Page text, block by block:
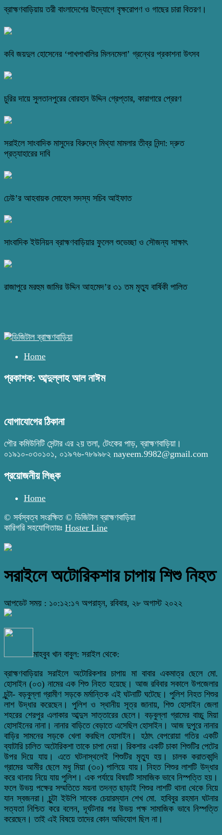
ব্রাহ্মণবাড়িয়ায় তরী বাংলাদেশের উদ্যোগে বৃক্ষরোপণ ও গাছের চারা বিতরণ।
কবি জয়দুল হোসেনের ‘পাখপাখালির মিলনমেলা’ গ্রন্থের প্রকাশনা উৎসব
চুরির দায়ে সুলতানপুরের বোরহান উদ্দিন গ্রেপ্তার, কারাগারে প্রেরণ
সরাইলে সাংবাদিক মাসুদের বিরুদ্ধে মিথ্যা মামলার তীব্র নিন্দা: দ্রুত
প্রত্যাহারের দাবি
ঢেউ’র আহবায়ক সোহেল সদস্য সচিব আইফাত
সাংবাদিক ইউনিয়ন ব্রাহ্মণবাড়িয়ার ফুলেল শুভেচ্ছা ও সৌজন্য সাক্ষাৎ
রাজাপুরে মরহুম জামির উদ্দিন আহমেদ’র ৩১ তম মৃত্যু বার্ষিকী পালিত
Home
প্রকাশক: আব্দুল্লাহ আল নাঈম
যোগাযোগের ঠিকানা
পৌর কমিউনিটি সেন্টার এর ২য় তলা, টেংকের পাড়, ব্রাহ্মণবাড়িয়া।
০১৯১০-০৩০১০১, ০১৯৭৬-৭৮৯৯৮২ nayeem.9982@gmail.com
প্রয়োজনীয় লিঙ্ক
Home
© সর্বস্বত্ব সংরক্ষিত © ডিজিটাল ব্রাহ্মণবাড়িয়া
কারিগরি সহযোগিতায়ঃ Hoster Line
সরাইলে অটোরিকশার চাপায় শিশু নিহত
আপডেট সময় : ১০:১২:১৭ অপরাহ্ন, রবিবার, ২৮ অগাস্ট ২০২২
মাহবুব খান বাবুল: সরাইল থেকে:
ব্রাহ্মণবাড়িয়ার সরাইলে অটোরিকশার চাপায় মা বাবার একমাত্র ছেলে মো.
হোসাইন (০৩) নামের এক শিশু নিহত হয়েছে। আজ রবিবার সকালে উপজেলার
চুন্টা- বড়বুল্লা গ্রামীণ সড়কে মর্মান্তিক এই ঘটনাটি ঘটেছে। পুলিশ নিহত শিশুর
লাশ উদ্ধার করেছেন। পুলিশ ও স্থানীয় সূত্র জানায়, শিশু হোসাইন জেলা
শহরের শেরপুর এলাকার আব্দুস সাত্তারের ছেলে। বড়বুল্লা গ্রামের বাচ্চু মিয়া
হোসাইনের নানা। নানার বাড়িতে বেড়াতে এসেছিল হোসাইন। আজ দুপুরে নানার
বাড়ির সামনের সড়কে খেলা করছিল হোসাইন। হঠাৎ বেপরোয়া গতির একটি
ব্যাটারি চালিত অটোরিকশা তাকে চাপা দেয়া। রিকশার একটি চাকা শিশুটির পেটের
উপর দিয়ে যায়। এতে ঘটনাস্থলেই শিশুটির মৃত্যু হয়। চালক করাতকান্দি
গ্রামের আমীর ছেলে মধু মিয়া (৩০) পালিয়ে যায়। নিহত শিশুর লাশটি উদ্ধার
করে থানায় নিয়ে যায় পুলিশ। এক পর্যায়ে বিষয়টি সামাজিক ভাবে নিস্পত্তি হয়।
ফলে উভয় পক্ষের সম্মতিতে ময়না তদন্ত ছাড়াই শিশুর লাশটি থানা থেকে নিয়ে
যান স্বজনরা। চুন্টা ইউপি সাবেক চেয়ারম্যান শেখ মো. হাবিবুর রহমান ঘটনার
সত্যতা নিশ্চিত করে বলেন, দূর্ঘটনার পর উভয় পক্ষ সামাজিক ভাবে নিস্পত্তি
করেছেন। তাই এই বিষয়ে তাদের কোন অভিযোগ ছিল না।